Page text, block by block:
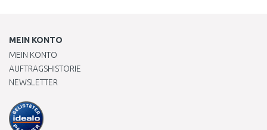
MEIN KONTO
MEIN KONTO
AUFTRAGSHISTORIE
NEWSLETTER